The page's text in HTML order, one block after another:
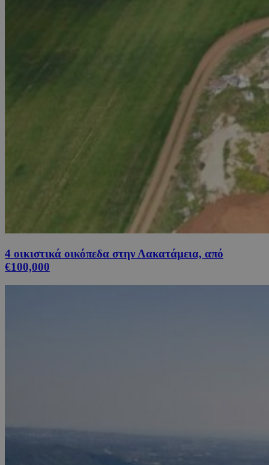
4 οικιστικά οικόπεδα στην Λακατάμεια, από
€100,000